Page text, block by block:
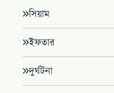
সিয়াম
ইফতার
দুর্ঘটনা